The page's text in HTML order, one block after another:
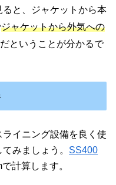
と、ジャケットから本
ジャケットから外気への
だということが分かるで
イニング設備を良く使
みましょう。 SS400
計算します。